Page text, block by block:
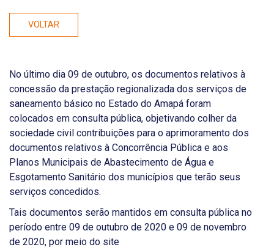
VOLTAR
No último dia 09 de outubro, os documentos relativos à
concessão da prestação regionalizada dos serviços de
saneamento básico no Estado do Amapá foram
colocados em consulta pública, objetivando colher da
sociedade civil contribuições para o aprimoramento dos
documentos relativos à Concorrência Pública e aos
Planos Municipais de Abastecimento de Água e
Esgotamento Sanitário dos municípios que terão seus
serviços concedidos.
Tais documentos serão mantidos em consulta pública no
período entre 09 de outubro de 2020 e 09 de novembro
de 2020, por meio do site